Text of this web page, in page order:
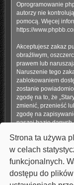
Strona ta używa
w celach
funkcjonalnych.
dostępu do
Oprogramowanie
autorzy nie
pomocą. Więcej
https://
Akceptujesz zakaz
obraźliwym,
prawem lub
Naruszenie tego
zablokowaniem
zostanie
zgodę na to, że
zmienić, przenieść
zgodę na
naszej bazie
ponosi
może dojść do
Strona główna